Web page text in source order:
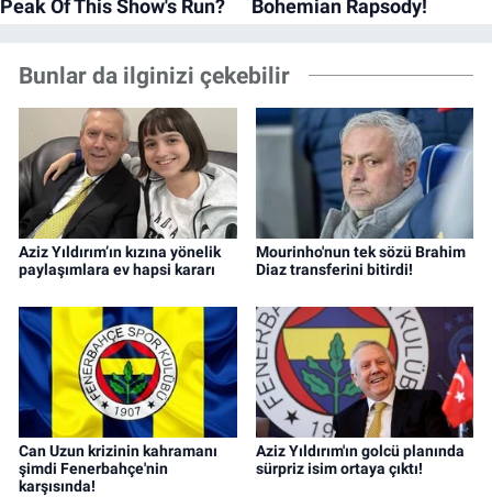
Bunlar da ilginizi çekebilir
Aziz Yıldırım’ın kızına yönelik
paylaşımlara ev hapsi kararı
Mourinho'nun tek sözü Brahim
Diaz transferini bitirdi!
Can Uzun krizinin kahramanı
şimdi Fenerbahçe'nin
karşısında!
Aziz Yıldırım'ın golcü planında
sürpriz isim ortaya çıktı!